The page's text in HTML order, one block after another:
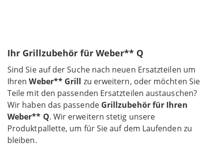
Ihr Grillzubehör für Weber** Q
Sind Sie auf der Suche nach neuen Ersatzteilen um
IhrenWeber** Grill zu erweitern, oder möchten Sie
Teile mit den passenden Ersatzteilen austauschen?
Wir haben das passende Grillzubehör für Ihren
Weber** Q. Wir erweitern stetig unsere
Produktpallette, um für Sie auf dem Laufenden zu
bleiben.